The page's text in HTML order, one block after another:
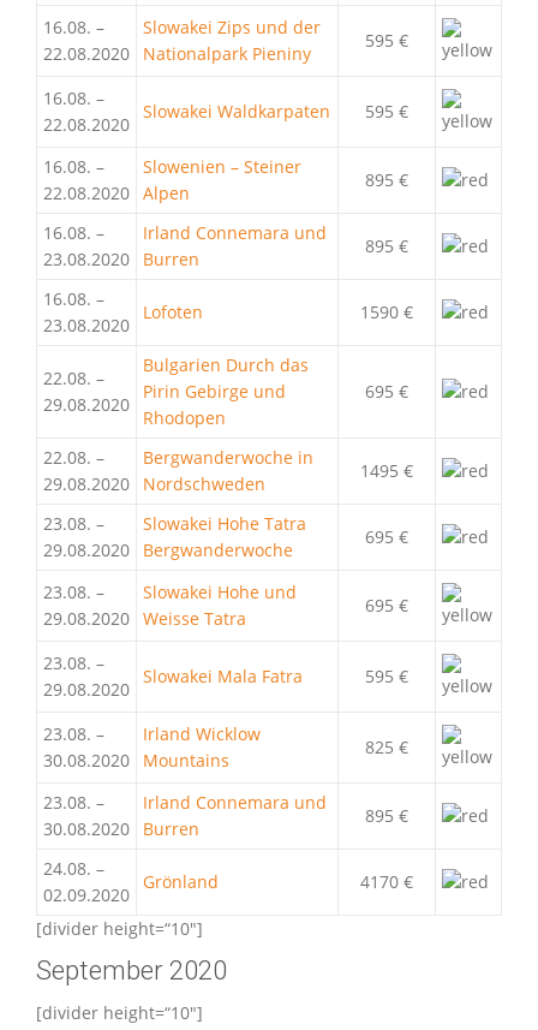
16.08. –
22.08.2020
Slowakei Zips und der
Nationalpark Pieniny
595 €
16.08. –
22.08.2020
Slowakei Waldkarpaten 595 €
16.08. –
22.08.2020
Slowenien – Steiner
Alpen
895 €
16.08. –
23.08.2020
Irland Connemara und
Burren
895 €
16.08. –
23.08.2020
Lofoten 1590 €
22.08. –
29.08.2020
Bulgarien Durch das
Pirin Gebirge und
Rhodopen
695 €
22.08. –
29.08.2020
Bergwanderwoche in
Nordschweden
1495 €
23.08. –
29.08.2020
Slowakei Hohe Tatra
Bergwanderwoche
695 €
23.08. –
29.08.2020
Slowakei Hohe und
Weisse Tatra
695 €
23.08. –
29.08.2020
Slowakei Mala Fatra 595 €
23.08. –
30.08.2020
Irland Wicklow
Mountains
825 €
23.08. –
30.08.2020
Irland Connemara und
Burren
895 €
24.08. –
02.09.2020
Grönland 4170 €
[divider height=“10″]
September 2020
[divider height=“10″]